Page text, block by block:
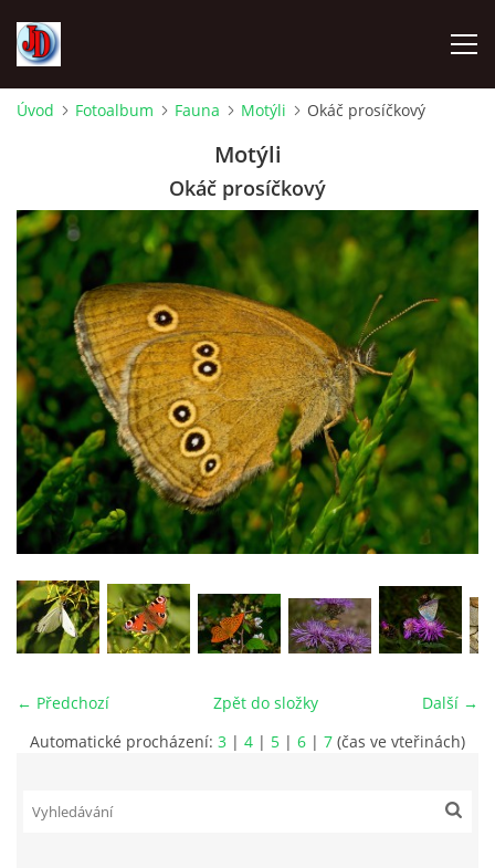
FOTOALBUM
Z CEST
NÁVŠTĚVNÍ KNIHA
OSTRAVICE SRAZY
vm24@atlas.cz
© 2026 eStránky.cz |RSS|Tisk|Aktualizováno: 4. 11. 2025|Nahoru ↑
Úvod Fotoalbum Fauna Motýli Okáč prosíčkový
Motýli
Okáč prosíčkový
← Předchozí Další →
Zpět do složky
Automatické procházení: 3 | 4 | 5 | 6 | 7 (čas ve vteřinách)